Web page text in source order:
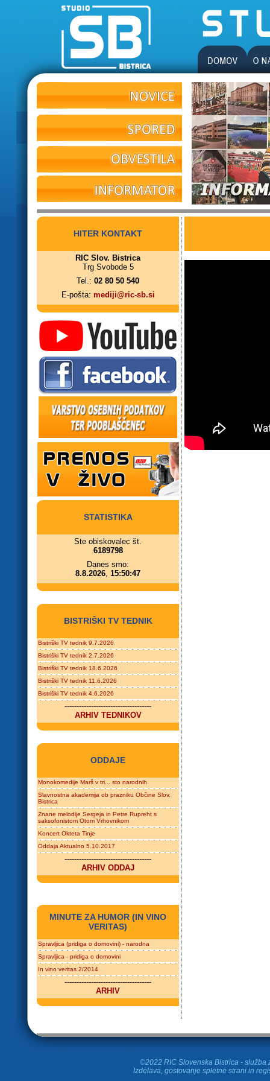
HITER KONTAKT
RIC Slov. Bistrica
Trg Svobode 5
Tel.: 02 80 50 540
E-pošta: mediji@ric-sb.si
STATISTIKA
Ste obiskovalec št.
6189798
Danes smo:
8.8.2026, 15:50:47
BISTRIŠKI TV TEDNIK
Bistriški TV tednik 9.7.2026
Bistriški TV tednik 2.7.2026
Bistriški TV tednik 18.6.2026
Bistriški TV tednik 11.6.2026
Bistriški TV tednik 4.6.2026
------------------------------------
ARHIV TEDNIKOV
ODDAJE
Monokomedije Marš v tri... sto narodnih
Slavnostna akademija ob prazniku Občine Slov.
Bistrica
Znane melodije Sergeja in Petre Rupreht s
saksofonistom Otom Vrhovnikom
Koncert Okteta Tinje
Oddaja Aktualno 5.10.2017
------------------------------------
ARHIV ODDAJ
MINUTE ZA HUMOR (IN VINO
VERITAS)
Spravljica (pridiga o domovini) - narodna
Spravljica - pridiga o domovini
In vino veritas 2/2014
------------------------------------
ARHIV
©2022 RIC Slovenska Bistrica - služba
Izdelava, gostovanje spletne strani in